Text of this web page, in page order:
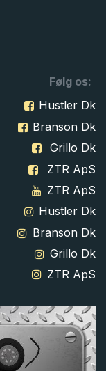
Følg os:
Hustler Dk
Branson Dk
Grillo Dk
ZTR ApS
ZTR ApS
Hustler Dk
Branson Dk
Grillo Dk
ZTR ApS